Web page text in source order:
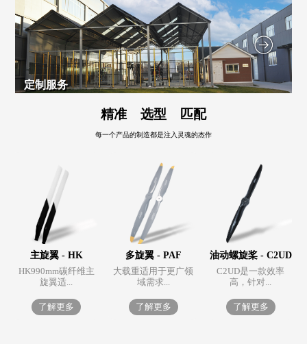
定制服务
精准 选型 匹配
每一个产品的制造都是注入灵魂的杰作
主旋翼 - HK
HK990mm碳纤维主
旋翼适...
了解更多
多旋翼 - PAF
大载重适用于更广领
域需求...
了解更多
油动螺旋桨 - C2UD
C2UD是一款效率
高，针对...
了解更多